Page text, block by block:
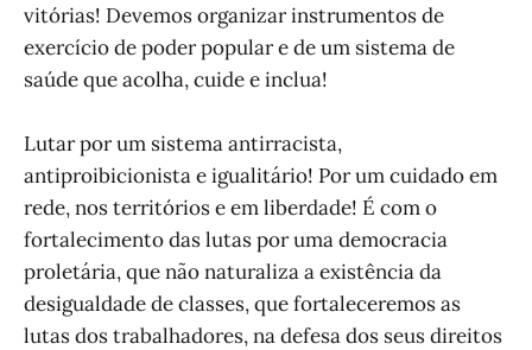
vitórias! Devemos organizar instrumentos de
exercício de poder popular e de um sistema de
saúde que acolha, cuide e inclua!
Lutar por um sistema antirracista,
antiproibicionista e igualitário! Por um cuidado em
rede, nos territórios e em liberdade! É com o
fortalecimento das lutas por uma democracia
proletária, que não naturaliza a existência da
desigualdade de classes, que fortaleceremos as
lutas dos trabalhadores, na defesa dos seus direitos